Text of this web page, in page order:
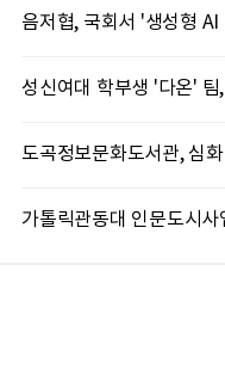
도곡정보문화도서관, 심